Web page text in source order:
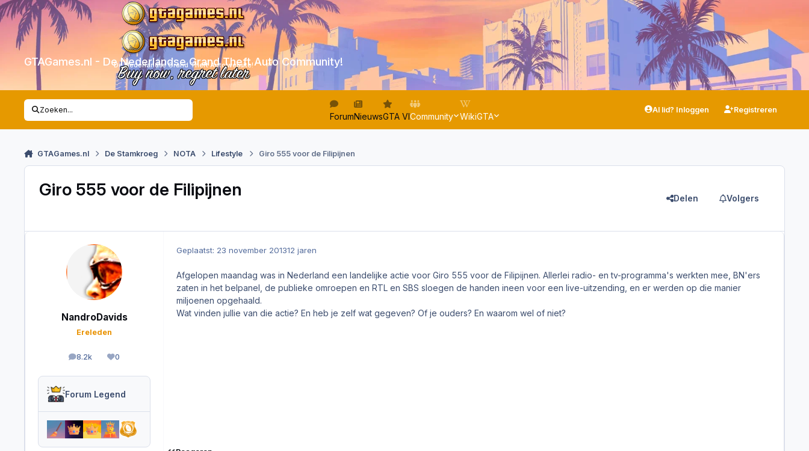
Skip to content
GTAGames.nl - De Nederlandse Grand Theft Auto Community!
De Nederlandse Grand Theft Auto website!
Buy now, regret later
Zoeken...
ForumNieuwsGTA VICommunity WikiGTA
Al lid? Inloggen Registreren
GTAGames.nl De Stamkroeg NOTA Lifestyle Giro 555 voor de Filipijnen
Giro 555 voor de Filipijnen Delen Volgers
NandroDavids
Ereleden
8.2k
berichten0
Reputation
Forum Legend
Geplaatst: 23 november 201312 jaren
Afgelopen maandag was in Nederland een landelijke actie voor Giro 555 voor de Filipijnen. Allerlei radio- en tv-programma's werkten mee, BN'ers
zaten in het belpanel, de publieke omroepen en RTL en SBS sloegen de handen ineen voor een live-uitzending, en er werden op die manier
miljoenen opgehaald.
Wat vinden jullie van die actie? En heb je zelf wat gegeven? Of je ouders? En waarom wel of niet?